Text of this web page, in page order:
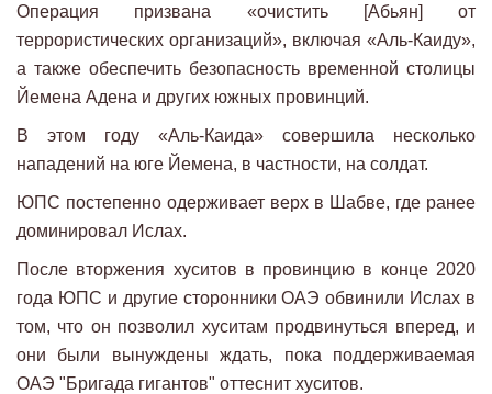
Операция призвана «очистить [Абьян] от
террористических организаций», включая «Аль-Каиду»,
а также обеспечить безопасность временной столицы
Йемена Адена и других южных провинций.
В этом году «Аль-Каида» совершила несколько
нападений на юге Йемена, в частности, на солдат.
ЮПС постепенно одерживает верх в Шабве, где ранее
доминировал Ислах.
После вторжения хуситов в провинцию в конце 2020
года ЮПС и другие сторонники ОАЭ обвинили Ислах в
том, что он позволил хуситам продвинуться вперед, и
они были вынуждены ждать, пока поддерживаемая
ОАЭ "Бригада гигантов" оттеснит хуситов.